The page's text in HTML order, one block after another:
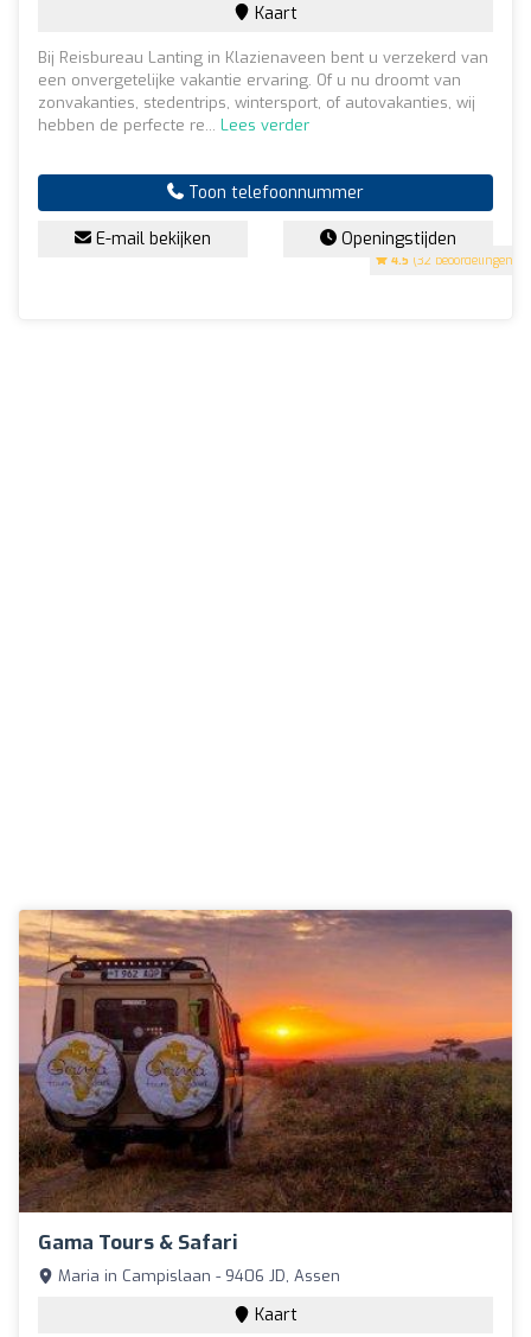
4.5 (32 beoordelingen)
Kaart
Bij Reisbureau Lanting in Klazienaveen bent u verzekerd van
een onvergetelijke vakantie ervaring. Of u nu droomt van
zonvakanties, stedentrips, wintersport, of autovakanties, wij
hebben de perfecte re... Lees verder
Toon telefoonnummer
E-mail bekijken Openingstijden
Gama Tours & Safari
Maria in Campislaan - 9406 JD, Assen
Kaart